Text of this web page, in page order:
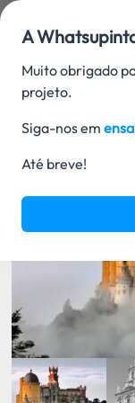
A
Muito obrigado
projeto.
Siga-nos em
Até breve!
What's next